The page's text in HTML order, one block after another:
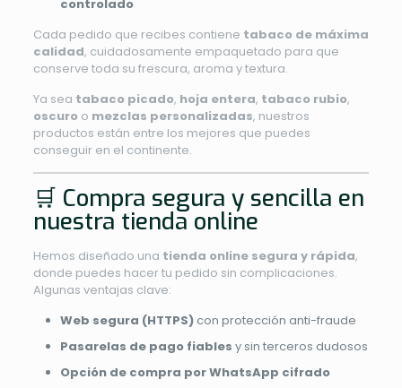
controlado
Cada pedido que recibes contiene tabaco de máxima
calidad, cuidadosamente empaquetado para que
conserve toda su frescura, aroma y textura.
Ya sea tabaco picado, hoja entera, tabaco rubio,
oscuro o mezclas personalizadas, nuestros
productos están entre los mejores que puedes
conseguir en el continente.
🛒 Compra segura y sencilla en
nuestra tienda online
Hemos diseñado una tienda online segura y rápida,
donde puedes hacer tu pedido sin complicaciones.
Algunas ventajas clave:
Web segura (HTTPS)con protección anti-fraude
Pasarelas de pago fiables y sin terceros dudosos
Opción de compra por WhatsApp cifrado